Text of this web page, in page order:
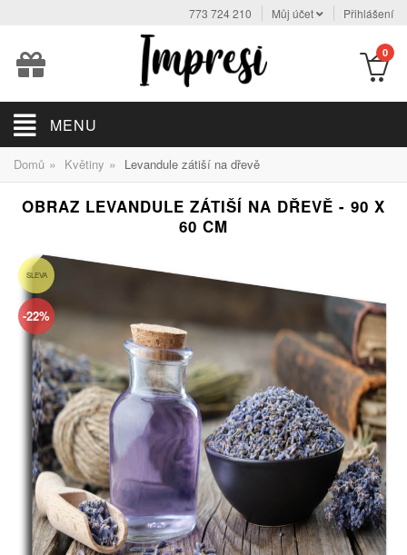
773 724 210 Můj účet Přihlášení
0
MENU
Domů » Květiny » Levandule zátiší na dřevě
OBRAZ LEVANDULE ZÁTIŠÍ NA DŘEVĚ - 90 X
60 CM
SLEVA
-22%